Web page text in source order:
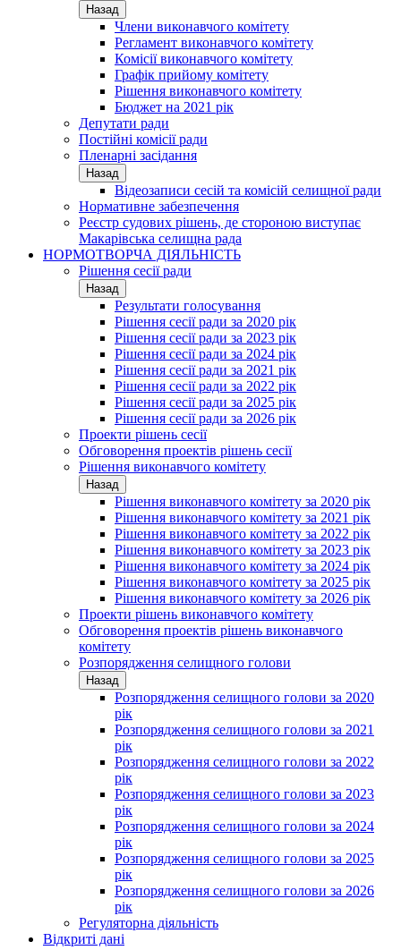
Назад
Члени виконавчого комітету
Регламент виконавчого комітету
Комісії виконавчого комітету
Графік прийому комітету
Рішення виконавчого комітету
Бюджет на 2021 рік
Депутати ради
Постійні комісії ради
Пленарні засідання
Назад
Відеозаписи сесій та комісій селищної ради
Нормативне забезпечення
Реєстр судових рішень, де стороною виступає
Макарівська селищна рада
НОРМОТВОРЧА ДІЯЛЬНІСТЬ
Рішення сесії ради
Назад
Результати голосування
Рішення сесії ради за 2020 рік
Рішення сесії ради за 2023 рік
Рішення сесії ради за 2024 рік
Рішення сесії ради за 2021 рік
Рішення сесії ради за 2022 рік
Рішення сесії ради за 2025 рік
Рішення сесії ради за 2026 рік
Проекти рішень сесії
Обговорення проектів рішень сесії
Рішення виконавчого комітету
Назад
Рішення виконавчого комітету за 2020 рік
Рішення виконавчого комітету за 2021 рік
Рішення виконавчого комітету за 2022 рік
Рішення виконавчого комітету за 2023 рік
Рішення виконавчого комітету за 2024 рік
Рішення виконавчого комітету за 2025 рік
Рішення виконавчого комітету за 2026 рік
Проекти рішень виконавчого комітету
Обговорення проектів рішень виконавчого
комітету
Розпорядження селищного голови
Назад
Розпорядження селищного голови за 2020
рік
Розпорядження селищного голови за 2021
рік
Розпорядження селищного голови за 2022
рік
Розпорядження селищного голови за 2023
рік
Розпорядження селищного голови за 2024
рік
Розпорядження селищного голови за 2025
рік
Розпорядження селищного голови за 2026
рік
Регуляторна діяльність
Відкриті дані